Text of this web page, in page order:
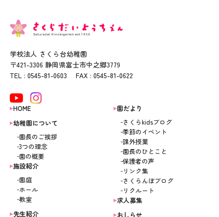
学校法人 さくら台幼稚園
〒421-3306 静岡県富士市中之郷3779
TEL : 0545-81-0603 FAX : 0545-81-0622
HOME
幼稚園について
園長のご挨拶
3つの理念
園の概要
施設紹介
園庭
ホール
教室
先生紹介
園だより
さくらkidsブログ
季節のイベント
課外授業
園長のひとこと
保護者の声
リンク集
さくらんぼブログ
リクルート
求人募集
おしらせ